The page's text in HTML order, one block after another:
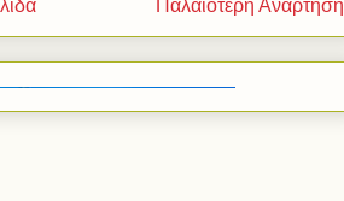
Παλαιότερη Ανάρτηση